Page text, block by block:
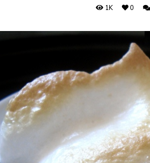
1K 0